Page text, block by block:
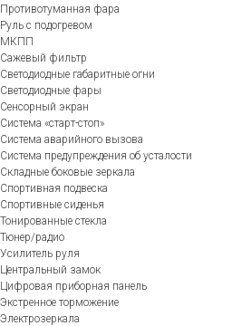
Противотуманная фара
Руль с подогревом
МКПП
Сажевый фильтр
Светодиодные габаритные огни
Светодиодные фары
Сенсорный экран
Система «старт-стоп»
Система аварийного вызова
Система предупреждения об усталости
Складные боковые зеркала
Спортивная подвеска
Спортивные сиденья
Тонированные стекла
Тюнер/радио
Усилитель руля
Центральный замок
Цифровая приборная панель
Экстренное торможение
Электрозеркала